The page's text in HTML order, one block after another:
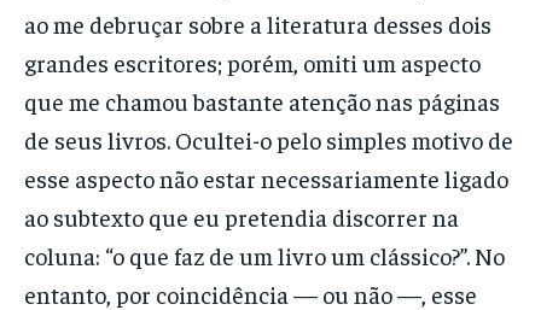
ao me debruçar sobre a literatura desses dois
grandes escritores; porém, omiti um aspecto
que me chamou bastante atenção nas páginas
de seus livros. Ocultei-o pelo simples motivo de
esse aspecto não estar necessariamente ligado
ao subtexto que eu pretendia discorrer na
coluna: “o que faz de um livro um clássico?”. No
entanto, por coincidência — ou não —, esse